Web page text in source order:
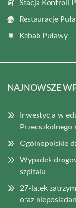
Stacja Kontroli
Restauracje
Kebab Puławy
NAJNOWSZE
Inwestycja w
Przedszkolnego
Ogólnopolskie
Wypadek
szpitalu
27-latek
oraz